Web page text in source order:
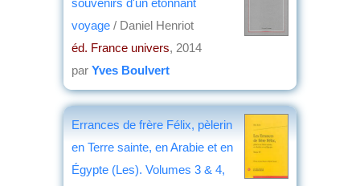
souvenirs d'un étonnant
voyage / Daniel Henriot
éd. France univers, 2014
par Yves Boulvert
Errances de frère Félix, pèlerin
en Terre sainte, en Arabie et en
Égypte (Les). Volumes 3 & 4,